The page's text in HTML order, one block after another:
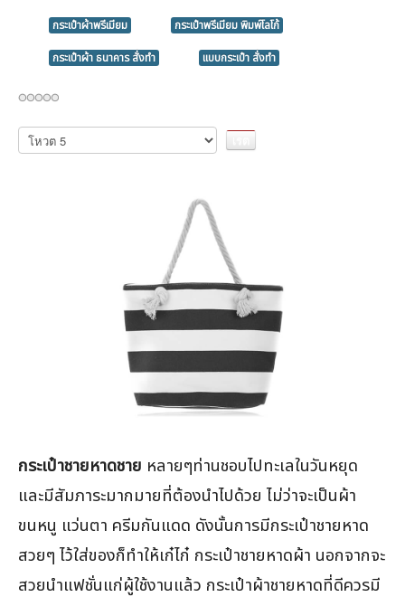
กระเป๋าผ้าพรีเมียม
กระเป๋าพรีเมียม พิมพ์โลโก้
กระเป๋าผ้า ธนาคาร สั่งทำ
แบบกระเป๋า สั่งทำ
กรุณา
ให้
กระเป๋าชายหาดชาย หลายๆท่านชอบไปทะเลในวันหยุด
และมีสัมภาระมากมายที่ต้องนำไปด้วย ไม่ว่าจะเป็นผ้า
ขนหนู แว่นตา ครีมกันแดด ดังนั้นการมีกระเป๋าชายหาด
สวยๆ ไว้ใส่ของก็ทำให้เก๋ไก๋ กระเป๋าชายหาดผ้า นอกจากจะ
สวยนำแฟชั่นแก่ผู้ใช้งานแล้ว กระเป๋าผ้าชายหาดที่ดีควรมี